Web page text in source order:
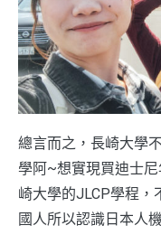
總言而之，長崎大學
學阿~想實現買迪士
崎大學的JLCP學程，
國人所以認識日本人